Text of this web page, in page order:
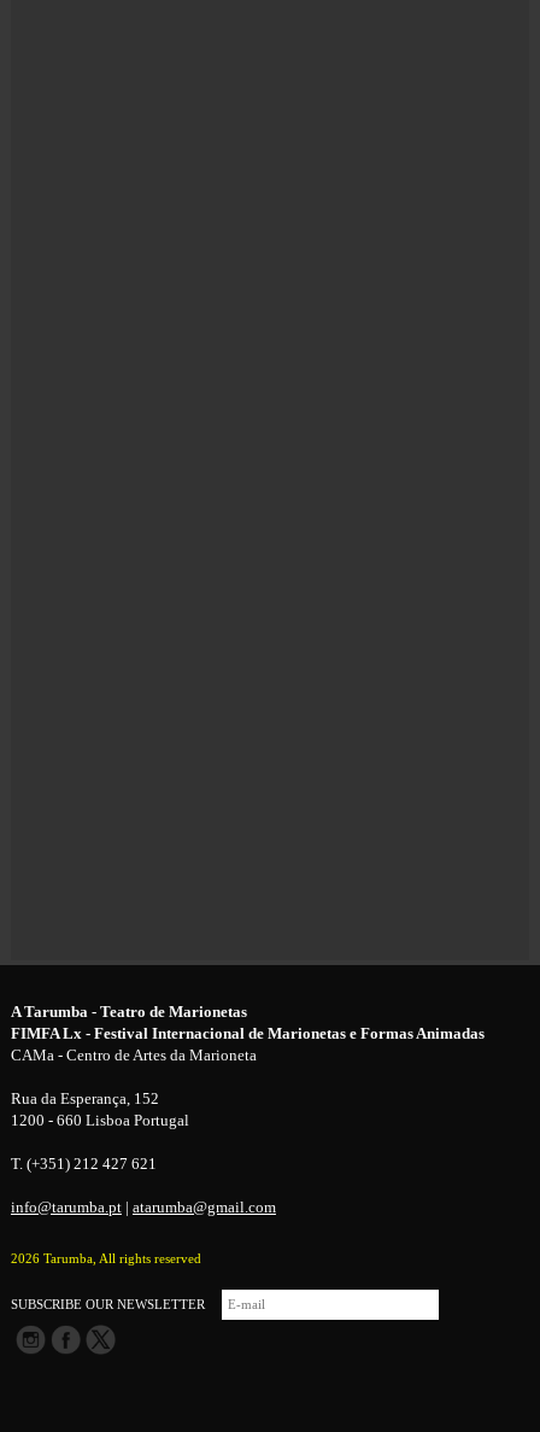
A Tarumba - Teatro de Marionetas
FIMFA Lx - Festival Internacional de Marionetas e Formas Animadas
CAMa - Centro de Artes da Marioneta
Rua da Esperança, 152
1200 - 660 Lisboa Portugal
T. (+351) 212 427 621
info@tarumba.pt| atarumba@gmail.com
2026 Tarumba, All rights reserved
SUBSCRIBE OUR NEWSLETTER